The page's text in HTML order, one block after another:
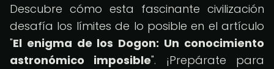
Descubre cómo esta fascinante civilización
desafía los límites de lo posible en el artículo
"El enigma de los Dogon: Un conocimiento
astronómico imposible". ¡Prepárate para